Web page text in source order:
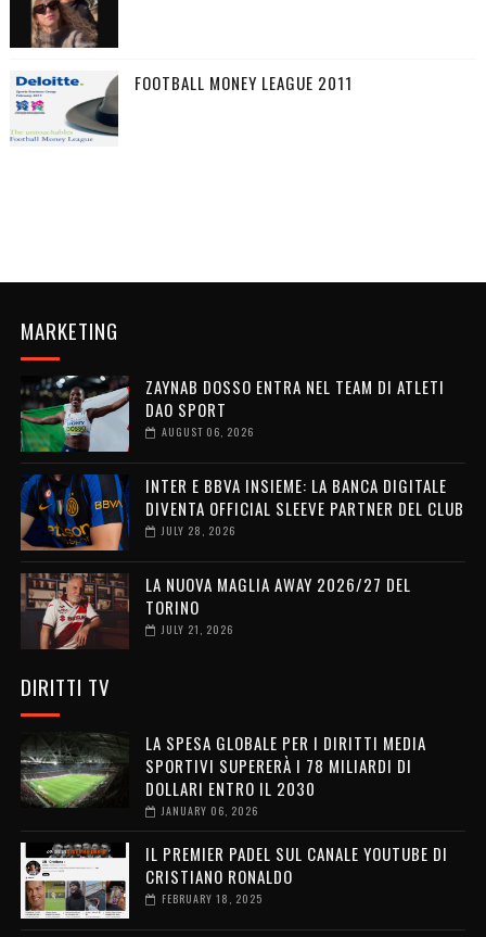
FOOTBALL MONEY LEAGUE 2011
MARKETING
ZAYNAB DOSSO ENTRA NEL TEAM DI ATLETI
DAO SPORT
AUGUST 06, 2026
INTER E BBVA INSIEME: LA BANCA DIGITALE
DIVENTA OFFICIAL SLEEVE PARTNER DEL CLUB
JULY 28, 2026
LA NUOVA MAGLIA AWAY 2026/27 DEL
TORINO
JULY 21, 2026
DIRITTI TV
LA SPESA GLOBALE PER I DIRITTI MEDIA
SPORTIVI SUPERERÀ I 78 MILIARDI DI
DOLLARI ENTRO IL 2030
JANUARY 06, 2026
IL PREMIER PADEL SUL CANALE YOUTUBE DI
CRISTIANO RONALDO
FEBRUARY 18, 2025